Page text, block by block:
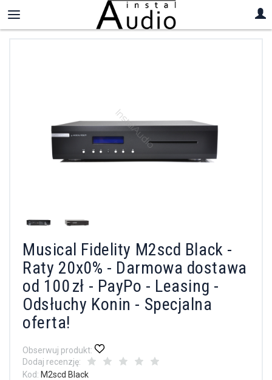
Musical Fidelity M2scd Black -
Raty 20x0% - Darmowa dostawa
od 100 zł - PayPo - Leasing -
Odsłuchy Konin - Specjalna
oferta!
Obserwuj produkt:
Dodaj recenzję:
Kod: M2scd Black